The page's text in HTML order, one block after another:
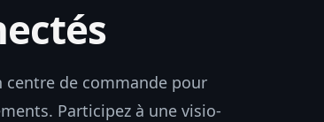
de commande pour
Participez à une visio-